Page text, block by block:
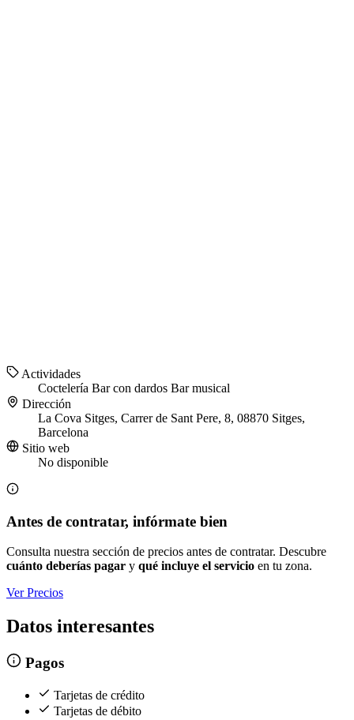
Actividades
Coctelería Bar con dardos Bar musical
Dirección
La Cova Sitges, Carrer de Sant Pere, 8, 08870 Sitges,
Barcelona
Sitio web
No disponible
Antes de contratar, infórmate bien
Consulta nuestra sección de precios antes de contratar. Descubre
cuánto deberías pagar y qué incluye el servicio en tu zona.
Ver Precios
Datos interesantes
Pagos
Tarjetas de crédito
Tarjetas de débito